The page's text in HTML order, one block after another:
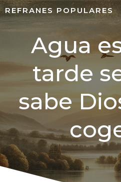
REFRANES POPULARES
Agua
tarde
sabe